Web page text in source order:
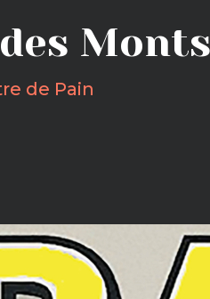
Monts
de Pain